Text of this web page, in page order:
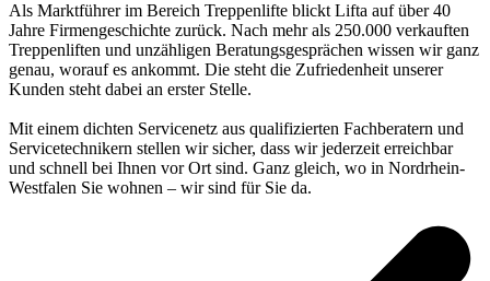
Als Marktführer im Bereich Treppenlifte blickt Lifta auf über 40
Jahre Firmengeschichte zurück. Nach mehr als 250.000 verkauften
Treppenliften und unzähligen Beratungsgesprächen wissen wir ganz
genau, worauf es ankommt. Die steht die Zufriedenheit unserer
Kunden steht dabei an erster Stelle.
Mit einem dichten Servicenetz aus qualifizierten Fachberatern und
Servicetechnikern stellen wir sicher, dass wir jederzeit erreichbar
und schnell bei Ihnen vor Ort sind. Ganz gleich, wo in Nordrhein-
Westfalen Sie wohnen – wir sind für Sie da.